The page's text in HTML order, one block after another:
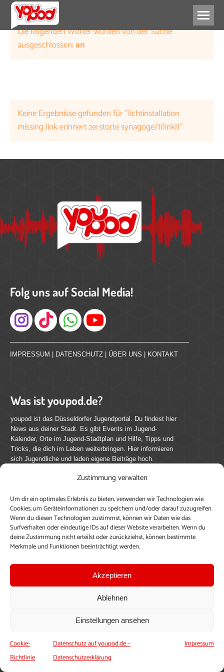
Zustimmung verwalten
Um dir ein optimales Erlebnis zu bieten, verwenden wir Technologien wie
Cookies, um Geräteinformationen zu speichern und/oder darauf zuzugreifen.
Wenn du diesen Technologien zustimmst, können wir Daten wie das
Surfverhalten oder eindeutige IDs auf dieser Website verarbeiten. Wenn du
deine Zustimmung nicht erteilst oder zurückziehst, können bestimmte
Merkmale und Funktionen beeinträchtigt werden.
Akzeptieren
Ablehnen
Einstellungen ansehen
Cookie-
Richtlinie
Datenschutz auf youpod.de –
Datenschutzerklärung
Impressum
Die folgenden Wörter wurden von der Suche
ausgeschlossen:an
Keine Ergebnisse gefunden für "lichtinstallation
missing link erinnert zerstorte synagoge/{{link}}"
Folg uns auf Social Media!
Instagram
IMPRESSUM | DATENSCHUTZ | ÜBER UNS | KONTAKT
Was ist youpod.de?
youpod ist das Düsseldorfer Jugendportal. Du findest hier
News aus deiner Stadt. Es gibt Events im Jugend-
Kalender, Orte im Jugend-Stadtplan und Hilfe, Tipps und
Tricks, die dich im Leben weiterbringen. Hier informieren
sich Jugendliche und laden eigene Beiträge hoch.
youpod.de lebt von Menschen wie dir. Sammel
journalistische Erfahrung, teile deine Perspektive und
veröffentliche deine Beiträge auf youpod.de.Du musst
dich anmelden, um alle Funktionen nutzen zu können, ein
Profil anzulegen, eigene Beiträge hochzuladen und zu
Einloggen